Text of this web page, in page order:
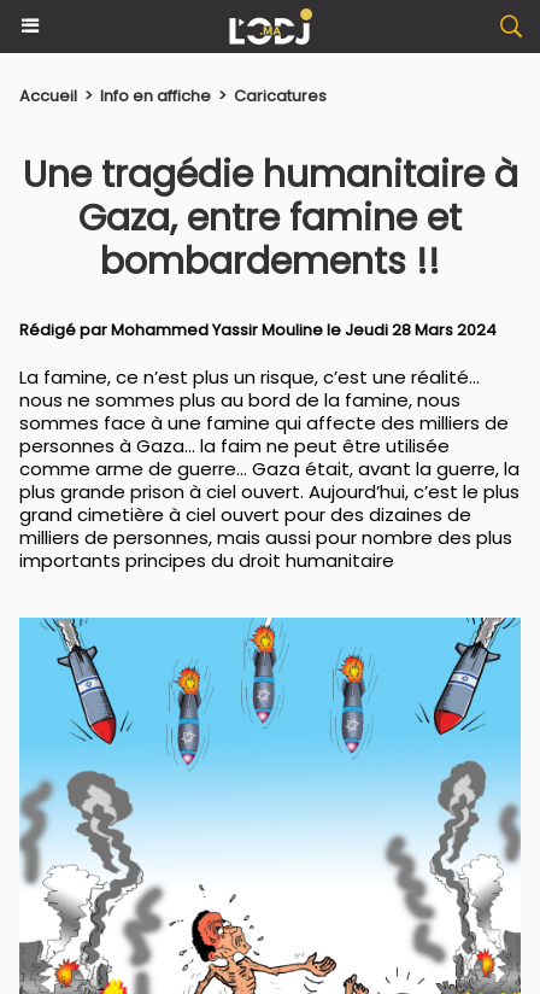
Accueil > Info en affiche > Caricatures
Une tragédie humanitaire à
Gaza, entre famine et
bombardements !!
Rédigé parMohammed Yassir Moulinele Jeudi 28 Mars 2024
La famine, ce n’est plus un risque, c’est une réalité…
nous ne sommes plus au bord de la famine, nous
sommes face à une famine qui affecte des milliers de
personnes à Gaza… la faim ne peut être utilisée
comme arme de guerre… Gaza était, avant la guerre, la
plus grande prison à ciel ouvert. Aujourd’hui, c’est le plus
grand cimetière à ciel ouvert pour des dizaines de
milliers de personnes, mais aussi pour nombre des plus
importants principes du droit humanitaire